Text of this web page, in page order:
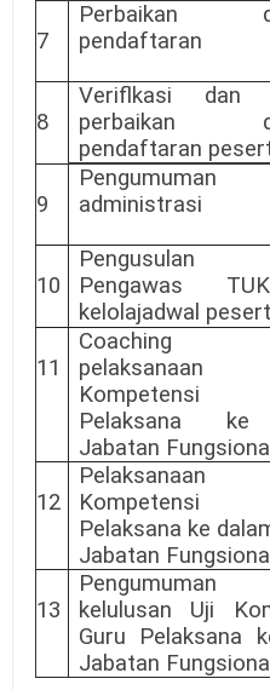
7
Perbaikan
pendaftaran
8
Veriflkasi dan
perbaikan
pendaftaran
9
Pengumuman
administrasi
10
Pengawas
kelolajadwal
11
Coaching
Pelaksana ke
Jabatan
12
Pelaksana ke
Jabatan
13
kelulusan Uji
Guru Pelaksana
Jabatan